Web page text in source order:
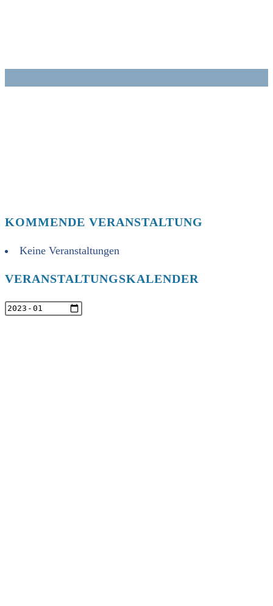
KOMMENDE VERANSTALTUNG
Keine Veranstaltungen
VERANSTALTUNGSKALENDER